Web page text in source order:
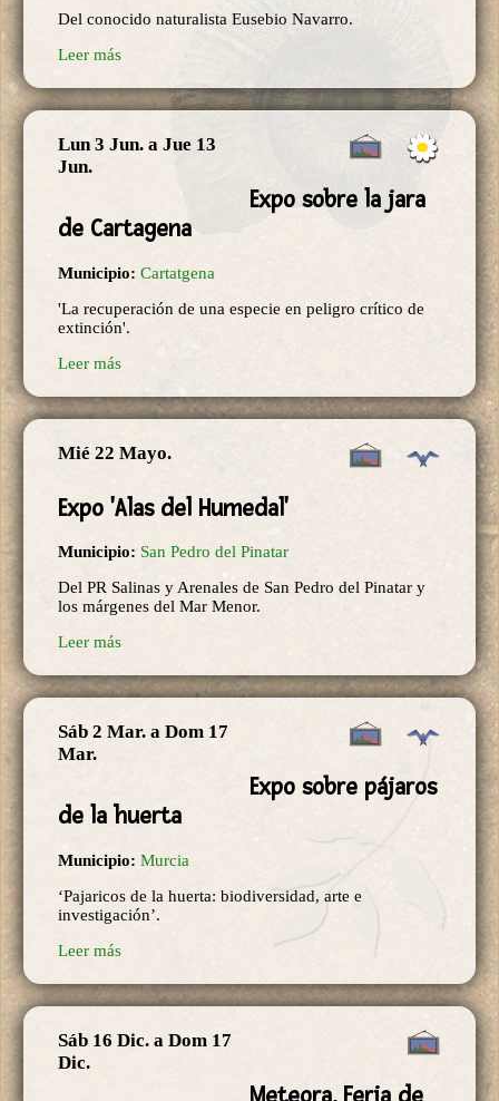
Del conocido naturalista Eusebio Navarro.
Leer más
Lun 3 Jun. a Jue 13
Jun.
Expo sobre la jara
de Cartagena
Municipio: Cartatgena
'La recuperación de una especie en peligro crítico de
extinción'.
Leer más
Mié 22 Mayo.
Expo 'Alas del Humedal'
Municipio: San Pedro del Pinatar
Del PR Salinas y Arenales de San Pedro del Pinatar y
los márgenes del Mar Menor.
Leer más
Sáb 2 Mar. a Dom 17
Mar.
Expo sobre pájaros
de la huerta
Municipio: Murcia
‘Pajaricos de la huerta: biodiversidad, arte e
investigación’.
Leer más
Sáb 16 Dic. a Dom 17
Dic.